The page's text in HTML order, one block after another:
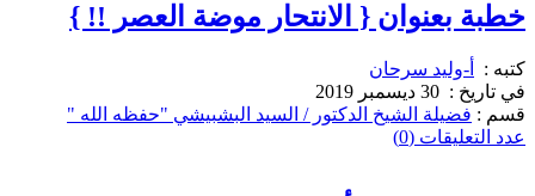
خطبة بعنوان { الانتحار موضة العصر !! }
كتبه :
أ-وليد سرحان
في تاريخ : 30 ديسمبر 2019
قسم : فضيلة الشيخ الدكتور / السيد البشبيشي "حفظه الله "
عدد التعليقات (0)